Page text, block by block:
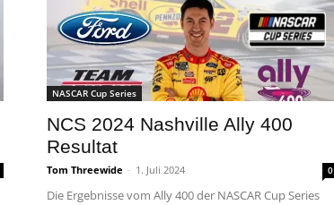
NASCAR Cup Series
NCS 2024 Nashville Ally 400
Resultat
Tom Threewide - 1. Juli 2024 0
Die Ergebnisse vom Ally 400 der NASCAR Cup Series